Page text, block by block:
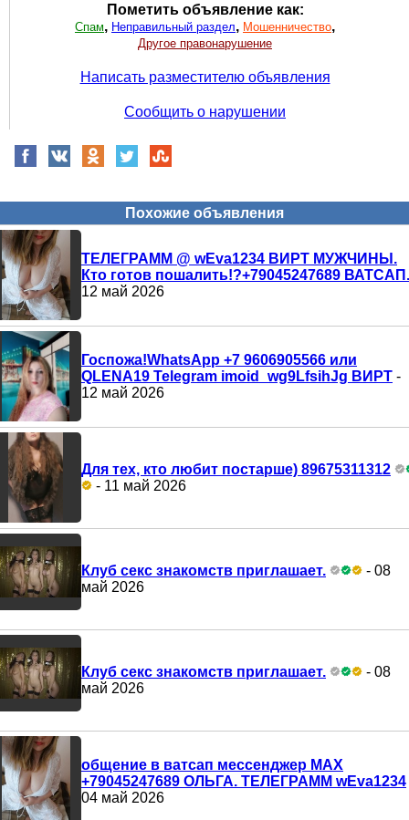
Пометить объявление как:
Спам, Неправильный раздел, Мошенничество,
Другое правонарушение
Написать разместителю объявления
Сообщить о нарушении
Похожие объявления
ТЕЛЕГРАММ @ wEva1234 ВИРТ МУЖЧИНЫ.
Кто готов пошалить!?+79045247689 ВАТСАП.
12 май 2026
Госпожа!WhatsApp +7 9606905566 или
QLENA19 Telegram imoid_wg9LfsihJg ВИРТ -
12 май 2026
Для тех, кто любит постарше) 89675311312
- 11 май 2026
Клуб секс знакомств приглашает.
- 08
май 2026
Клуб секс знакомств приглашает.
- 08
май 2026
общение в ватсап мессенджер MAX
+79045247689 ОЛЬГА. ТЕЛЕГРАММ wEva1234
04 май 2026